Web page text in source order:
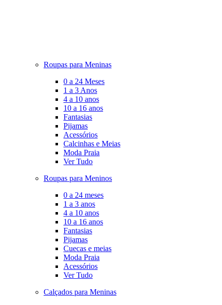
Roupas para Meninas
0 a 24 Meses
1 a 3 Anos
4 a 10 anos
10 a 16 anos
Fantasias
Pijamas
Acessórios
Calcinhas e Meias
Moda Praia
Ver Tudo
Roupas para Meninos
0 a 24 meses
1 a 3 anos
4 a 10 anos
10 a 16 anos
Fantasias
Pijamas
Cuecas e meias
Moda Praia
Acessórios
Ver Tudo
Calçados para Meninas